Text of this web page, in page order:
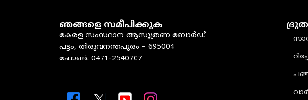
ഞങ്ങളെ സമീപിക്കുക
കേരള സംസ്ഥാന ആസൂത്രണ ബോർഡ്
പട്ടം, തിരുവനന്തപുരം – 695004
ഫോൺ: 0471-2540707